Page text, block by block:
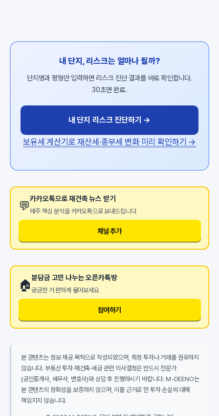
내 단지, 리스크는 얼마나 될까?
단지명과 평형만 입력하면 리스크 진단 결과를 바로 확인합니다.
30초면 완료.
내 단지 리스크 진단하기 →
보유세 계산기로 재산세·종부세 변화 미리 확인하기 →
💬카카오톡으로 재건축 뉴스 받기
매주 핵심 분석을 카카오톡으로 보내드립니다
채널 추가
🏠분담금 고민 나누는 오픈카톡방
궁금한 거 편하게 물어보세요
참여하기
본 콘텐츠는 정보 제공 목적으로 작성되었으며, 특정 투자나 거래를 권유하지
않습니다. 부동산 투자·재건축·세금 관련 의사결정은 반드시 전문가
(공인중개사, 세무사, 변호사)와 상담 후 진행하시기 바랍니다. M-DEENO는
본 콘텐츠의 정확성을 보증하지 않으며, 이를 근거로 한 투자 손실에 대해
책임지지 않습니다.